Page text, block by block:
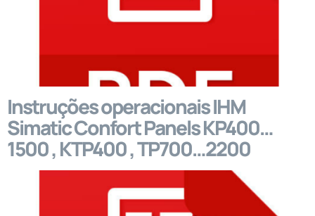
Instruções operacionais IHM
Simatic Confort Panels KP400…
1500 , KTP400 , TP700…2200